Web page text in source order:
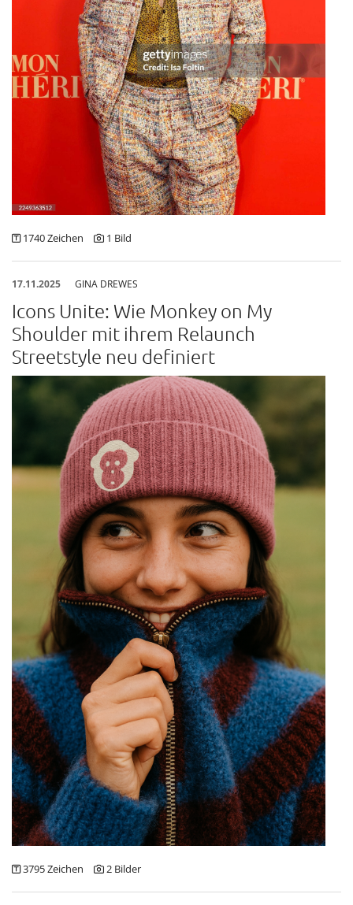
1740 Zeichen 1 Bild
17.11.2025 GINA DREWES
Icons Unite: Wie Monkey on My
Shoulder mit ihrem Relaunch
Streetstyle neu definiert
3795 Zeichen 2 Bilder